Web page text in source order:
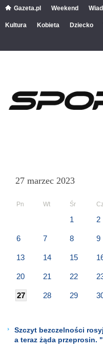
Gazeta.pl Weekend
Kultura Kobieta Dziecko
27 marzec 2023
Pn Wt Śr
1 2
6 7 8 9
13 14 15
20 21 22
27 28 29
Szczyt bezczelności
a teraz żąda przeprosin.